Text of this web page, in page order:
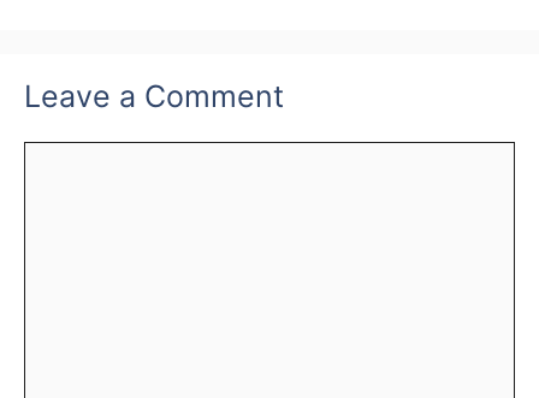
Leave a Comment